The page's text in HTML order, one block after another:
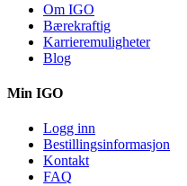
Om IGO
Bærekraftig
Karrieremuligheter
Blog
Min IGO
Logg inn
Bestillingsinformasjon
Kontakt
FAQ